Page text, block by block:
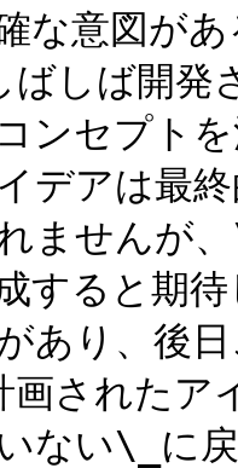
な意図が
しば開発
ンセプト
デアは最
ませんが
すると期
あり、後
されたア
ない\_に